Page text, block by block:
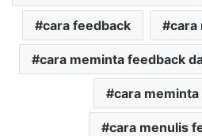
cara feedback cara
cara meminta feedback
cara
cara menulis